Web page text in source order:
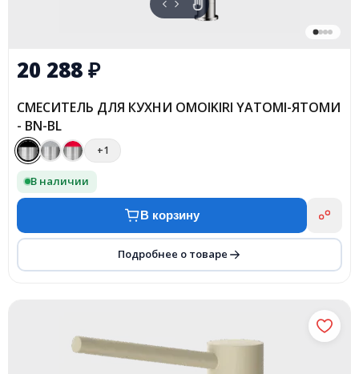
20 288₽
СМЕСИТЕЛЬ ДЛЯ КУХНИ OMOIKIRI YATOMI-ЯТОМИ
- BN-BL
+1
В наличии
В корзину
Подробнее о товаре